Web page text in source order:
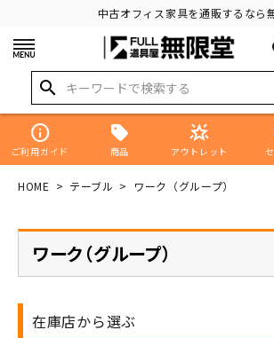
中古オフィス家具を通販するなら
search
info
ご利用ガイド 商品
star_shine
アウトレット
HOME テーブル ワーク（グループ）
ワーク（グループ）
在庫店から選ぶ